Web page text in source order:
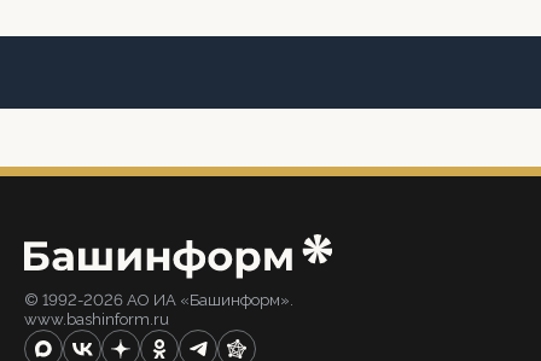
© 1992-2026 АО ИА «Башинформ».
www.bashinform.ru